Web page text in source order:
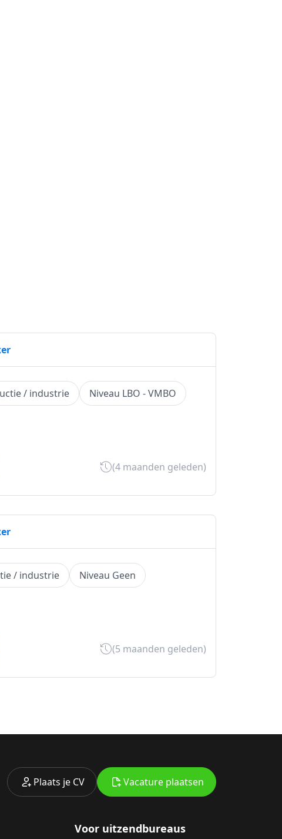
/ industrie Niveau LBO - VMBO
(4 maanden geleden)
/ industrie Niveau Geen
(5 maanden geleden)
Plaats je CV Vacature plaatsen
Voor uitzendbureaus